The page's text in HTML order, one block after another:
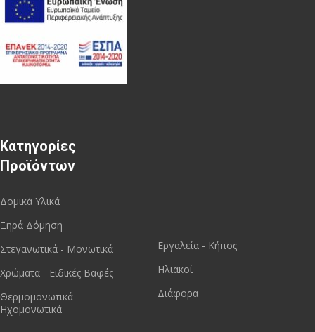
Κατηγορίες
Προϊόντων
Δομικά Υλικά
Ξηρά Δόμηση
Στεγανωτικά - Μονωτικά
Χρώματα - Ειδικές Βαφές
Θερμομονωτικά -
Ηχομονωτικά
Εργαλεία - Κήπος
Ηλιακοί
Διάφορα